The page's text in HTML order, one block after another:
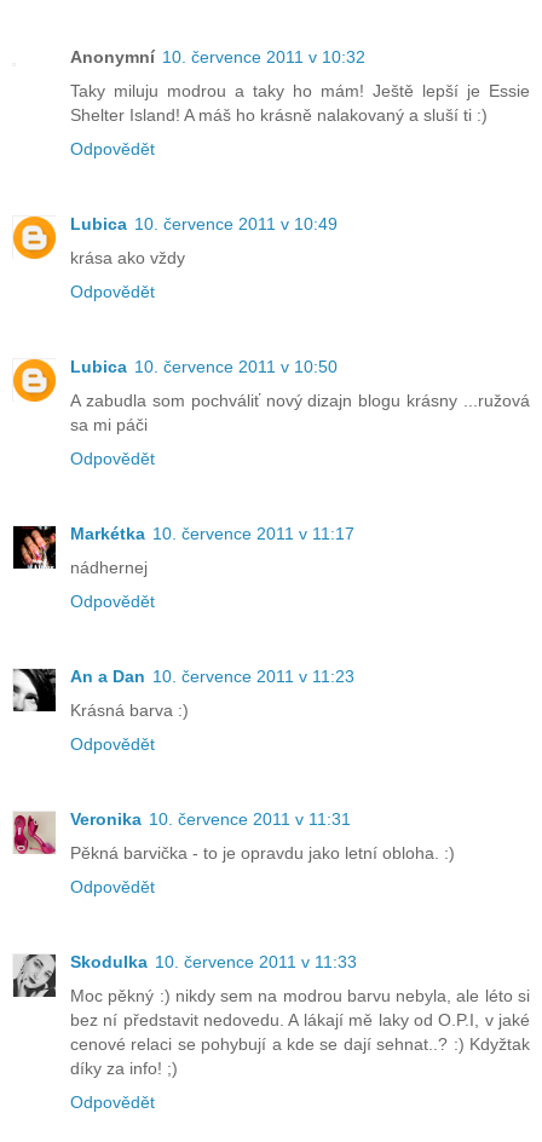
Anonymní 10. července 2011 v 10:32
Taky miluju modrou a taky ho mám! Ještě lepší je Essie
Shelter Island! A máš ho krásně nalakovaný a sluší ti :)
Odpovědět
Lubica 10. července 2011 v 10:49
krása ako vždy
Odpovědět
Lubica 10. července 2011 v 10:50
A zabudla som pochváliť nový dizajn blogu krásny ...ružová
sa mi páči
Odpovědět
Markétka 10. července 2011 v 11:17
nádhernej
Odpovědět
An a Dan 10. července 2011 v 11:23
Krásná barva :)
Odpovědět
Veronika 10. července 2011 v 11:31
Pěkná barvička - to je opravdu jako letní obloha. :)
Odpovědět
Skodulka 10. července 2011 v 11:33
Moc pěkný :) nikdy sem na modrou barvu nebyla, ale léto si
bez ní představit nedovedu. A lákají mě laky od O.P.I, v jaké
cenové relaci se pohybují a kde se dají sehnat..? :) Kdyžtak
díky za info! ;)
Odpovědět